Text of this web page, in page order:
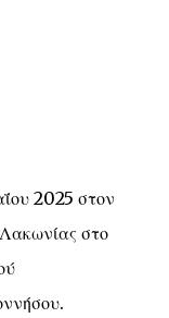
2025 στον
στο